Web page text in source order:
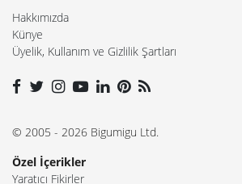
Hakkımızda
Künye
Üyelik, Kullanım ve Gizlilik Şartları
© 2005 - 2026 Bigumigu Ltd.
Özel İçerikler
Yaratıcı Fikirler